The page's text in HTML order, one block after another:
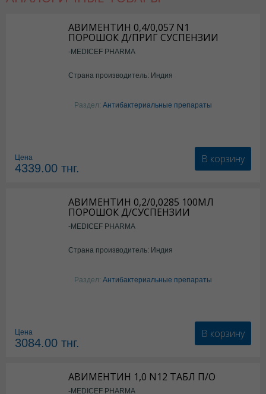
АВИМЕНТИН 0,4/0,057 N1
ПОРОШОК Д/ПРИГ СУСПЕНЗИИ
-MEDICEF PHARMA
Страна производитель: Индия
Раздел: Антибактериальные препараты
Цена
4339.00 тнг.
В корзину
АВИМЕНТИН 0,2/0,0285 100МЛ
ПОРОШОК Д/СУСПЕНЗИИ
-MEDICEF PHARMA
Страна производитель: Индия
Раздел: Антибактериальные препараты
Цена
3084.00 тнг.
В корзину
АВИМЕНТИН 1,0 N12 ТАБЛ П/О
-MEDICEF PHARMA